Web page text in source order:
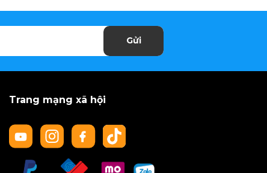
Gửi
Trang mạng xã hội